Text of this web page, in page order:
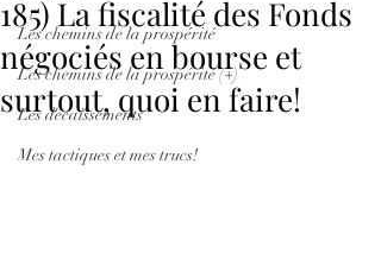
Les chemins de la prospérité
Les chemins de la prospérité (+)
Les décaissements
Mes tactiques et mes trucs!
185) La fiscalité des Fonds
négociés en bourse et
surtout, quoi en faire!